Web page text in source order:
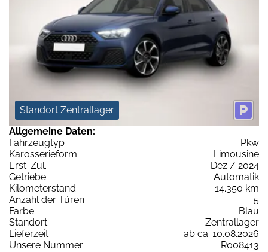
Standort Zentrallager
Allgemeine Daten:
Fahrzeugtyp
Pkw
Karosserieform
Limousine
Erst-Zul.
Dez / 2024
Getriebe
Automatik
Kilometerstand
14.350 km
Anzahl der Türen
5
Farbe
Blau
Standort
Zentrallager
Lieferzeit
ab ca. 10.08.2026
Unsere Nummer
R008413